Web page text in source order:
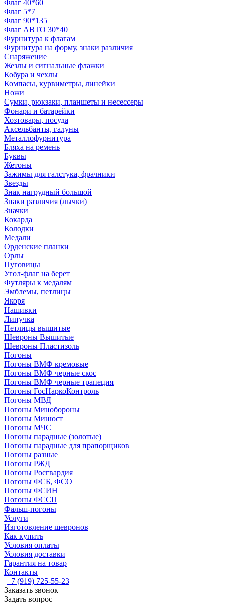
Флаг 40*60
Флаг 5*7
Флаг 90*135
Флаг АВТО 30*40
Фурнитура к флагам
Фурнитура на форму, знаки различия
Снаряжение
Жезлы и сигнальные флажки
Кобура и чехлы
Компасы, курвиметры, линейки
Ножи
Сумки, рюкзаки, планшеты и несессеры
Фонари и батарейки
Хозтовары, посуда
Аксельбанты, галуны
Металлофурнитура
Бляха на ремень
Буквы
Жетоны
Зажимы для галстука, фрачники
Звезды
Знак нагрудный большой
Знаки различия (лычки)
Значки
Кокарда
Колодки
Медали
Орденские планки
Орлы
Пуговицы
Угол-флаг на берет
Футляры к медалям
Эмблемы, петлицы
Якоря
Нашивки
Липучка
Петлицы вышитые
Шевроны Вышитые
Шевроны Пластизоль
Погоны
Погоны ВМФ кремовые
Погоны ВМФ черные скос
Погоны ВМФ черные трапеция
Погоны ГосНаркоКонтроль
Погоны МВД
Погоны Минобороны
Погоны Минюст
Погоны МЧС
Погоны парадные (золотые)
Погоны парадные для прапорщиков
Погоны разные
Погоны РЖД
Погоны Росгвардия
Погоны ФСБ, ФСО
Погоны ФСИН
Погоны ФССП
Фальш-погоны
Услуги
Изготовление шевронов
Как купить
Условия оплаты
Условия доставки
Гарантия на товар
Контакты
+7 (919) 725-55-23
Заказать звонок
Задать вопрос